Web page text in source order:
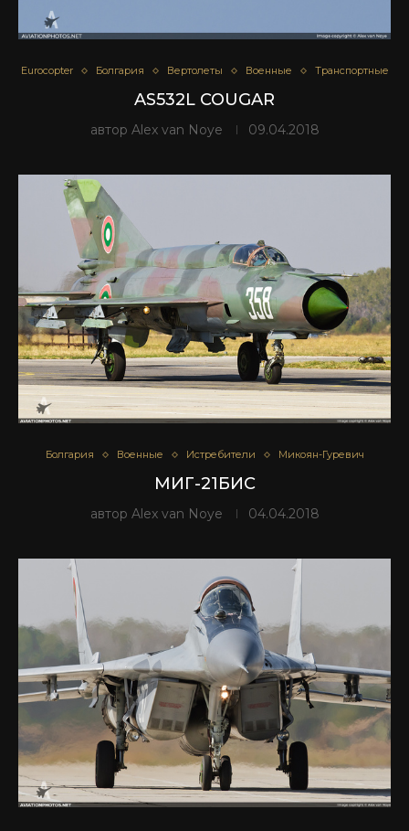
Eurocopter Болгария Вертолеты Военные Транспортные
AS532L COUGAR
автор Alex van Noye 09.04.2018
Болгария Военные Истребители Микоян-Гуревич
МИГ-21БИС
автор Alex van Noye 04.04.2018